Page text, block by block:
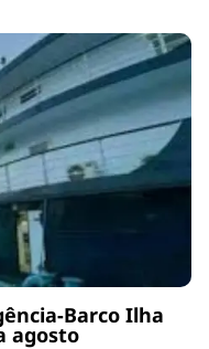
Barco Ilha
agosto